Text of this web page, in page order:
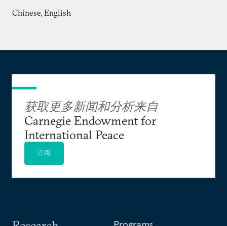
Chinese, English
获取更多新闻和分析来自
Carnegie Endowment for
International Peace
订阅